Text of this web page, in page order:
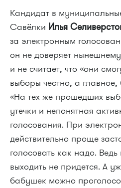
Кандидат в
Савёлки Илья
за электронным
он не доверяет
и не считает, что «они
выборы честно, а главное,
«На тех же прошедших
утечки и непонятная
голосования. При
действительно проще
голосовать как надо.
выходить не придется. А
бабушек можно